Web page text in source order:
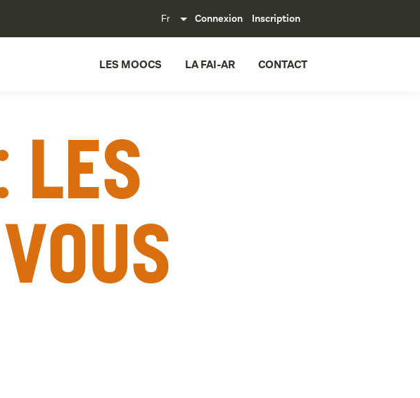
Connexion Inscription
LES MOOCS LA FAI-AR CONTACT
Les